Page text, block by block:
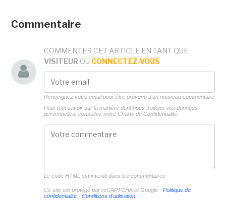
Commentaire
COMMENTER CET ARTICLE EN TANT QUE
VISITEUR OU CONNECTEZ-VOUS
Renseignez votre email pour être prévenu d'un nouveau commentaire
Pour tout savoir sur la manière dont nous traitons vos données
personnelles, consultez notre Charte de Confidentialité.
Le code HTML est interdit dans les commentaires
Ce site est protégé par reCAPTCHA et Google - Politique de
confidentialité- Conditions d'utilisation